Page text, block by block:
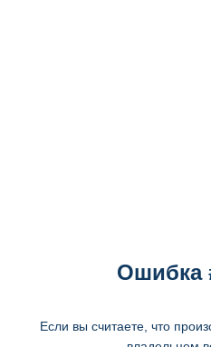
Ошибка
Если вы считаете, что